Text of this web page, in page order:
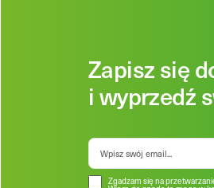
Zapisz się
i wyprzedź
Zgadzam się na